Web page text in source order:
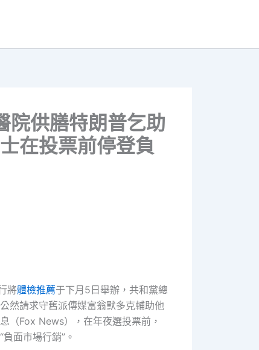
院供膳特朗普乞助
在投票前停登負
將體檢推薦于下月5日舉辦，共和黨總
然請求守舊派傳媒富翁默多克輔助他
（Fox News），在年夜選投票前，
面市場行銷”。